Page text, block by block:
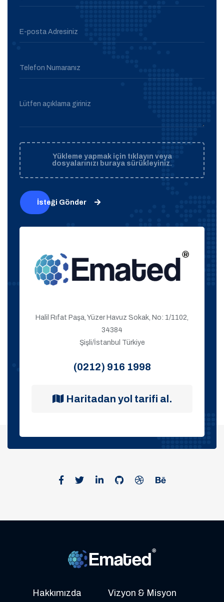
E-posta Adresiniz
Telefon Numaranız
Lütfen açıklama giriniz
Yükleme yapmak için tıklayın veya
dosyalarınızı buraya sürükleyiniz.
İsteği Gönder
Halil Rıfat Paşa, Yüzer Havuz Sokak, No: 1/1102,
34384
Şişli/İstanbul Türkiye
(0212) 916 1998
Haritadan yol tarifi al.
Hakkımızda Vizyon & Misyon